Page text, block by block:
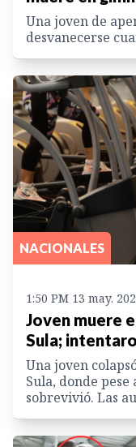
Una joven de
desvanecerse
NACIONALES
1:50 PM 13 may.
Joven muere
Sula;
Una joven
Sula, donde
sobrevivió. Las